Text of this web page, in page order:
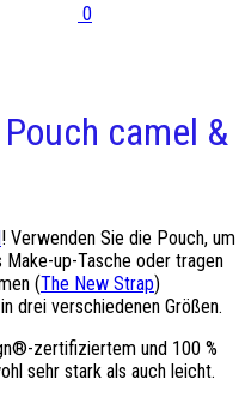
0
camel &
! Verwenden Sie die Pouch, um
Make-up-Tasche oder tragen
(The New Strap)
drei verschiedenen Größen.
zertifiziertem und 100 %
sehr stark als auch leicht.